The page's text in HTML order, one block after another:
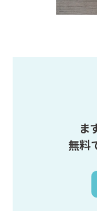
ま
無料